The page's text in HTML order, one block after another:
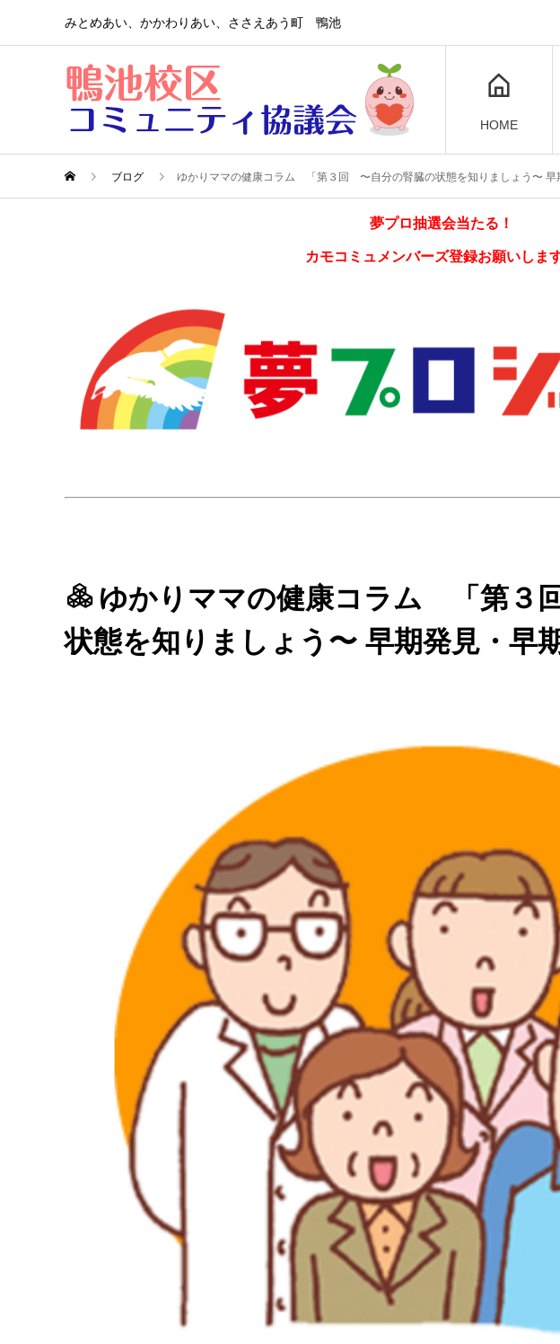
みとめあい、かかわりあい、ささえあう町 鴨池
HOME
ブログ ゆかりママの健康コラム 「第３回 〜自分の腎臓の状態を知りましょう〜 早
夢プロ抽選会当たる！
カモコミュメンバーズ登録お願いしま
ゆかりママの健康コラム 「第３
状態を知りましょう〜 早期発見・早